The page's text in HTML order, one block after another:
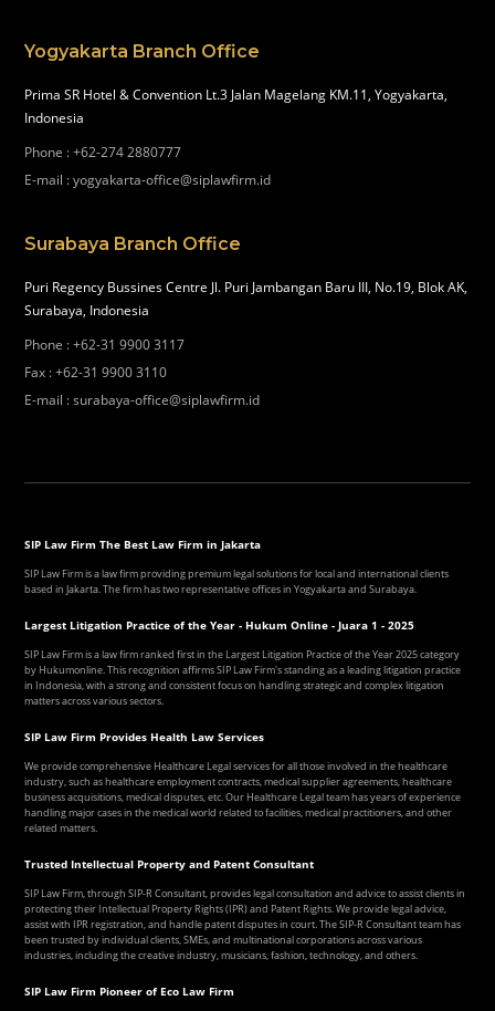
Yogyakarta Branch Office
Prima SR Hotel & Convention Lt.3 Jalan Magelang KM.11, Yogyakarta,
Indonesia
Phone :+62-274 2880777
E-mail :yogyakarta-office@siplawfirm.id
Surabaya Branch Office
Puri Regency Bussines Centre Jl. Puri Jambangan Baru III, No.19, Blok AK,
Surabaya, Indonesia
Phone :+62-31 9900 3117
Fax :+62-31 9900 3110
E-mail :surabaya-office@siplawfirm.id
SIP Law Firm The Best Law Firm in Jakarta
SIP Law Firm is a law firm providing premium legal solutions for local and international clients
based in Jakarta. The firm has two representative offices in Yogyakarta and Surabaya.
Largest Litigation Practice of the Year - Hukum Online - Juara 1 - 2025
SIP Law Firm is a law firm ranked first in the Largest Litigation Practice of the Year 2025 category
by Hukumonline. This recognition affirms SIP Law Firm's standing as a leading litigation practice
in Indonesia, with a strong and consistent focus on handling strategic and complex litigation
matters across various sectors.
SIP Law Firm Provides Health Law Services
We provide comprehensive Healthcare Legal services for all those involved in the healthcare
industry, such as healthcare employment contracts, medical supplier agreements, healthcare
business acquisitions, medical disputes, etc. Our Healthcare Legal team has years of experience
handling major cases in the medical world related to facilities, medical practitioners, and other
related matters.
Trusted Intellectual Property and Patent Consultant
SIP Law Firm, through SIP-R Consultant, provides legal consultation and advice to assist clients in
protecting their Intellectual Property Rights (IPR) and Patent Rights. We provide legal advice,
assist with IPR registration, and handle patent disputes in court. The SIP-R Consultant team has
been trusted by individual clients, SMEs, and multinational corporations across various
industries, including the creative industry, musicians, fashion, technology, and others.
SIP Law Firm Pioneer of Eco Law Firm